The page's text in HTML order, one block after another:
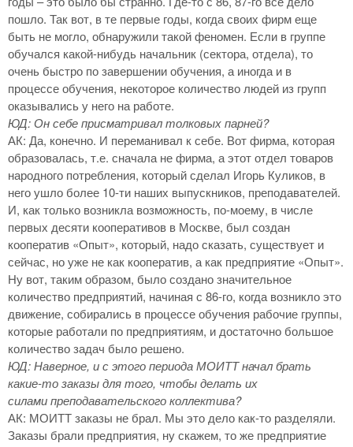
пошло. Так вот, в те первые годы, когда своих фирм еще
быть не могло, обнаружили такой феномен. Если в группе
обучался какой-нибудь начальник (сектора, отдела), то
очень быстро по завершении обучения, а иногда и в
процессе обучения, некоторое количество людей из групп
оказывались у него на работе.
ЮД: Он себе присматривал толковых парней?
АК: Да, конечно. И переманивал к себе. Вот фирма, которая
образовалась, т.е. сначала не фирма, а этот отдел товаров
народного потребления, который сделал Игорь Куликов, в
него ушло более 10-ти наших выпускников, преподавателей.
И, как только возникла возможность, по-моему, в числе
первых десяти кооперативов в Москве, был создан
кооператив «Опыт», который, надо сказать, существует и
сейчас, но уже не как кооператив, а как предприятие «Опыт».
Ну вот, таким образом, было создано значительное
количество предприятий, начиная с 86-го, когда возникло это
движение, собирались в процессе обучения рабочие группы,
которые работали по предприятиям, и достаточно большое
количество задач было решено.
ЮД: Наверное, и с этого периода МОИТТ начал брать
какие-то заказы для того, чтобы делать их
силами преподавательского коллектива?
АК: МОИТТ заказы не брал. Мы это дело как-то разделяли.
Заказы брали предприятия, ну скажем, то же предприятие